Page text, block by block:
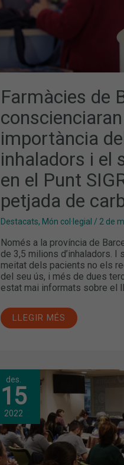
Farmàcies de
importància
inhaladors i el
en el Punt
petjada de
Destacats, Món col·legial / 2 de
Només a la província de
de 3,5 milions d’inhaladors. I
meitat dels pacients no els
del seu ús, i més de dues
estat mai informats sobre el
INHALADORS
EL
SEU
EL
PUNT
REDUIR
PETJADA
DE
CARBONI
LLEGIR MÉS
des.
15
2022
NOVA
EDICIÓ
DEL
TALLER
DE
DISPOSITIUS
D’INHALACIÓ
AL
COFB